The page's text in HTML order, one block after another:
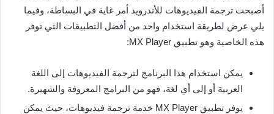
أصبحت ترجمة الفيديوهات للأندرويد أمر غاية في البساطة، وفيما
يلي عرض لطريقة استخدام واحد من أفضل التطبيقات التي توفر
هذه الخاصية وهو تطبيق MX Player:
يمكن استخدام هذا البرنامج لترجمة الفيديوهات إلى اللغة
العربية أو إلى أي لغة، فهو من البرامج المعروفة والشهيرة.
يوفر تطبيق MX Player خدمة ترجمة فيديوهات، حيث يمكن